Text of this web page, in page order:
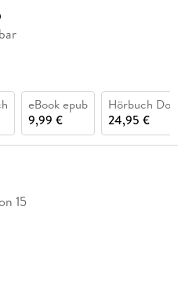
eBook epub
9,99 €
Hörbuch
24,95 €
15